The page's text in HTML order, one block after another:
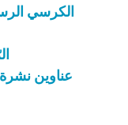
الكرسي